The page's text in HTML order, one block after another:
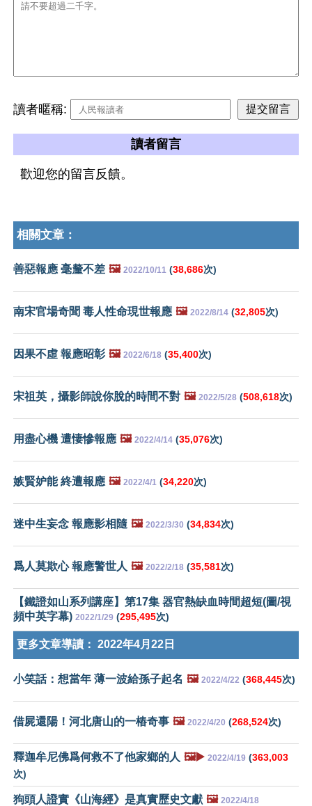
讀者暱稱:
讀者留言
歡迎您的留言反饋。
相關文章：
善惡報應 毫釐不差 🖼️ 2022/10/11 (38,686次)
南宋官場奇聞 毒人性命現世報應 🖼️ 2022/8/14 (32,805次)
因果不虛 報應昭彰 🖼️ 2022/6/18 (35,400次)
宋祖英，攝影師說你脫的時間不對 🖼️ 2022/5/28 (508,618次)
用盡心機 遭悽慘報應 🖼️ 2022/4/14 (35,076次)
嫉賢妒能 終遭報應 🖼️ 2022/4/1 (34,220次)
迷中生妄念 報應影相隨 🖼️ 2022/3/30 (34,834次)
爲人莫欺心 報應警世人 🖼️ 2022/2/18 (35,581次)
【鐵證如山系列講座】第17集 器官熱缺血時間超短(圖/視
頻中英字幕) 2022/1/29 (295,495次)
更多文章導讀： 2022年4月22日
小笑話：想當年 薄一波給孫子起名 🖼️ 2022/4/22 (368,445次)
借屍還陽！河北唐山的一樁奇事 🖼️ 2022/4/20 (268,524次)
釋迦牟尼佛爲何救不了他家鄉的人 🖼️▶️ 2022/4/19 (363,003
次)
狗頭人證實《山海經》是真實歷史文獻 🖼️ 2022/4/18